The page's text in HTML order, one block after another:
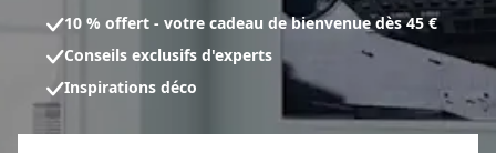
10 % offert - votre cadeau de bienvenue dès 45 €
Conseils exclusifs d'experts
Inspirations déco